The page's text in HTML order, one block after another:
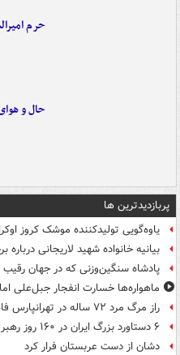
حرم
حال و
پربازدیدترین ها
یاوه‌گویی تولیدکننده موشک کروز
بیانیه خانواده شهید لاریجانی
پادشاه سنگین‌وزنی که در جهان رقیب
ماهواره‌ها خسارت انفجار جبل‌علی
راز مرگ مرد ۷۲ ساله در تهرانپارس فاش شد
۶ دستاورد بزرگ ایران در ۱۶۰ روز رهبری رهبر انقلاب
دشان از دست عربستان فرار کرد